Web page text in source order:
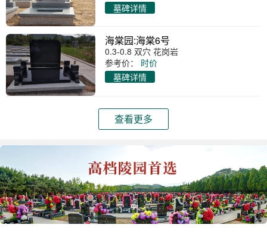
墓碑详情
海棠园:海棠6号
0.3-0.8 双穴 花岗岩
参考价：
时价
墓碑详情
查看更多